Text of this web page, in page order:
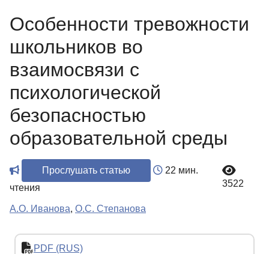
Особенности тревожности
школьников во
взаимосвязи с
психологической
безопасностью
образовательной среды
Прослушать статью
22 мин.
чтения
3522
А.О. Иванова, О.С. Степанова
PDF (RUS)